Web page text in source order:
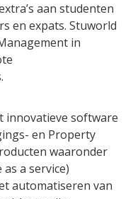
aan studenten
en expats. Stuworld
in
innovatieve software
en Property
waaronder
a service)
automatiseren van